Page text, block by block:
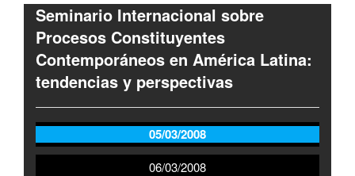
Seminario Internacional sobre
Procesos Constituyentes
Contemporáneos en América Latina:
tendencias y perspectivas
05/03/2008
06/03/2008